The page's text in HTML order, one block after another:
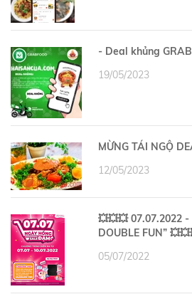
- Deal khủng
19/05/2023
MỪNG TÁI NGỘ
12/05/2023
💥💥💥 07.07.2022 -
DOUBLE FUN”
05/07/2022